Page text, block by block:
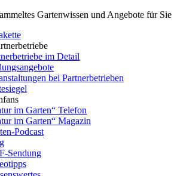
Gartenwissen und Angebote für Sie
im Detail
bei Partnerbetrieben
im Garten“ Telefon
im Garten“ Magazin
Podcast
Sendung